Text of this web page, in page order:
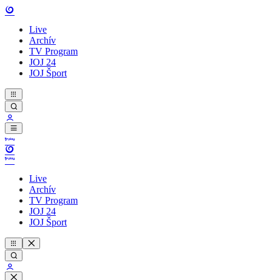
Live
Archív
TV Program
JOJ 24
JOJ Šport
Live
Archív
TV Program
JOJ 24
JOJ Šport